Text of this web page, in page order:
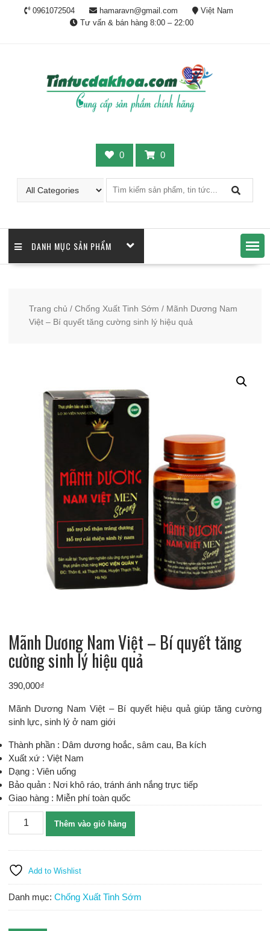
0961072504 hamaravn@gmail.com
Việt Nam
Tư vấn & bán hàng 8:00 – 22:00
0 0
DANH MỤC SẢN PHẨM
Trang chủ / Chống Xuất Tinh Sớm / Mãnh Dương Nam
Việt – Bí quyết tăng cường sinh lý hiệu quả
Mãnh Dương Nam Việt – Bí quyết tăng
cường sinh lý hiệu quả
390,000₫
Mãnh Dương Nam Việt – Bí quyết hiệu quả giúp tăng cường
sinh lực, sinh lý ở nam giới
Thành phần : Dâm dương hoắc, sâm cau, Ba kích
Xuất xứ : Việt Nam
Dạng : Viên uống
Bảo quản : Nơi khô ráo, tránh ánh nắng trực tiếp
Giao hàng : Miễn phí toàn quốc
Mãnh
-
Bí
quyết
tăng
Thêm vào giỏ hàng
Add to Wishlist
Danh mục: Chống Xuất Tinh Sớm